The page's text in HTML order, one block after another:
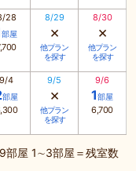
28
部屋
8/29
×
他プラン
を探す
8/30
×
他プラン
を探す
9/4
部屋
9/5
×
他プラン
を探す
9/6
1部屋
6,700
屋 1∼3部屋＝残室数